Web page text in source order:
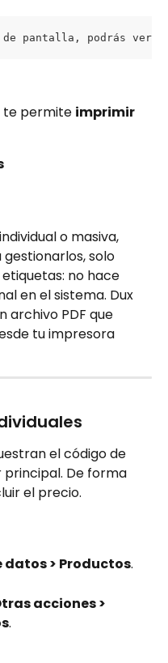
pantalla, podrás ver la
te permite imprimir
o masiva,
gestionarlos, solo
no hace
en el sistema. Dux
archivo PDF que
tu impresora
el código de
De forma
el precio.
datos > Productos.
acciones >
.